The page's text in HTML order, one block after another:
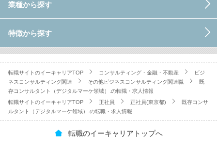
業種から探す
特徴から探す
転職サイトのイーキャリアTOP コンサルティング・金融・不動産
ビジ
ネスコンサルティング関連
その他ビジネスコンサルティング関連職
既
存コンサルタント（デジタルマーケ領域）.の転職・求人情報
転職サイトのイーキャリアTOP
正社員 正社員(東京都)
既存コンサ
ルタント（デジタルマーケ領域）.の転職・求人情報
転職のイーキャリアトップへ